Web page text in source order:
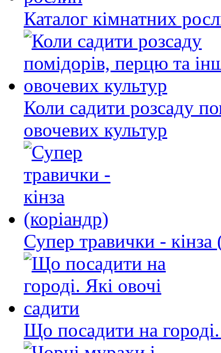
Каталог кімнатних
Коли садити розсаду
овочевих культур
Супер травички - кінза
Що посадити на